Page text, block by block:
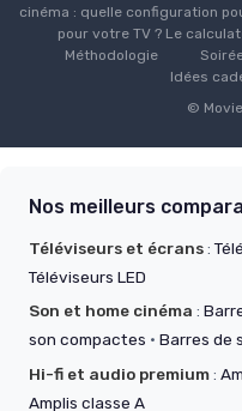
cinéma : quelle configuration
pour votre TV ? Le
Méthodologie
Idées
©
Nos meilleurs
Téléviseurs et écrans:
Téléviseurs LED
Son et home cinéma :
son compactes · Barres de
Hi-fi et audio premium:
Amplis classe A